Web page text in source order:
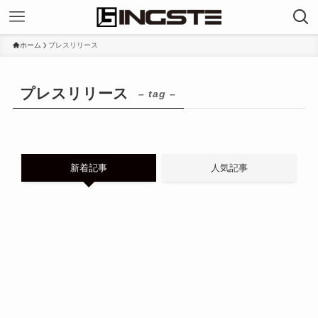
ホーム プレスリリース
プレスリリース – tag –
新着記事 人気記事